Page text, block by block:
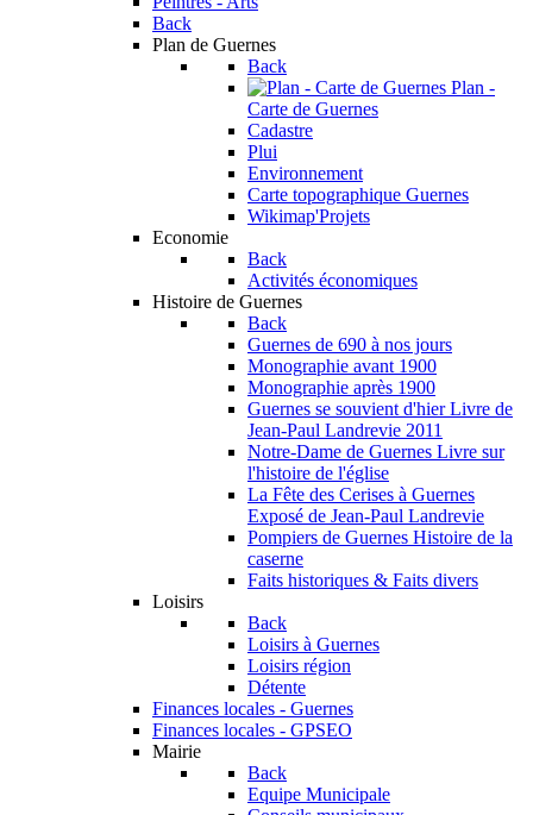
Back
Plan de Guernes
Back
Plan -
Carte de Guernes
Cadastre
Plui
Environnement
Carte topographique Guernes
Wikimap'Projets
Economie
Back
Activités économiques
Histoire de Guernes
Back
Guernes de 690 à nos jours
Monographie avant 1900
Monographie après 1900
Guernes se souvient d'hier Livre de
Jean-Paul Landrevie 2011
Notre-Dame de Guernes Livre sur
l'histoire de l'église
La Fête des Cerises à Guernes
Exposé de Jean-Paul Landrevie
Pompiers de Guernes Histoire de la
caserne
Faits historiques & Faits divers
Loisirs
Back
Loisirs à Guernes
Loisirs région
Détente
Finances locales - Guernes
Finances locales - GPSEO
Mairie
Back
Equipe Municipale